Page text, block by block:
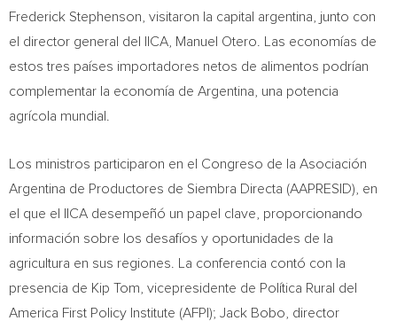
Frederick Stephenson, visitaron la capital argentina, junto con
el director general del IICA, Manuel Otero. Las economías de
estos tres países importadores netos de alimentos podrían
complementar la economía de Argentina, una potencia
agrícola mundial.
Los ministros participaron en el Congreso de la Asociación
Argentina de Productores de Siembra Directa (AAPRESID), en
el que el IICA desempeñó un papel clave, proporcionando
información sobre los desafíos y oportunidades de la
agricultura en sus regiones. La conferencia contó con la
presencia de Kip Tom, vicepresidente de Política Rural del
America First Policy Institute (AFPI); Jack Bobo, director